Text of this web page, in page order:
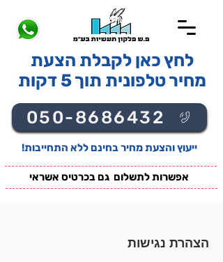
לחץ כאן לקבלת הצעת
מחיר טלפונית תוך 5 דקות
050-8686432
ייעוץ והצעת מחיר בחינם ללא התחייבות!
אפשרות לתשלום גם בכרטיס אשראי
הצהרת נגישות